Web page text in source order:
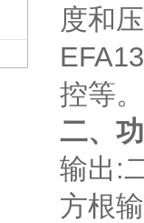
度和
控等。
二、
输出:
方根